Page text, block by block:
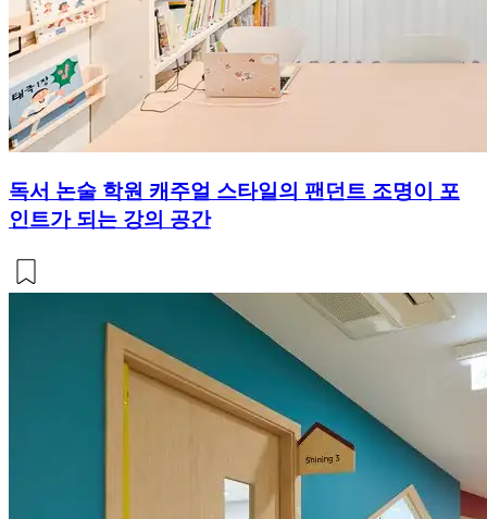
독서 논술 학원 캐주얼 스타일의 팬던트 조명이 포
인트가 되는 강의 공간